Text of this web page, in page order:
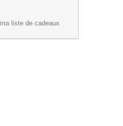
liste de cadeaux